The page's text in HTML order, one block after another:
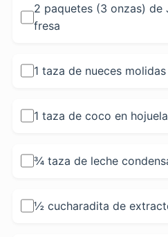
2 paquetes (3 onzas) de
fresa
1 taza de nueces molidas
1 taza de coco en
¾ taza de leche
½ cucharadita de